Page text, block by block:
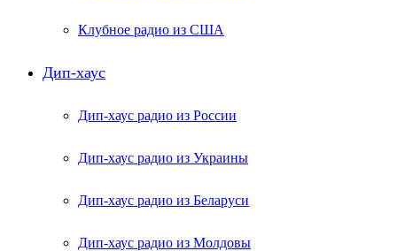
Клубное радио из США
Дип-хаус
Дип-хаус радио из России
Дип-хаус радио из Украины
Дип-хаус радио из Беларуси
Дип-хаус радио из Молдовы